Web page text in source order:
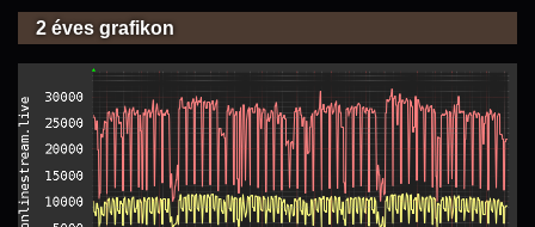
2 éves grafikon